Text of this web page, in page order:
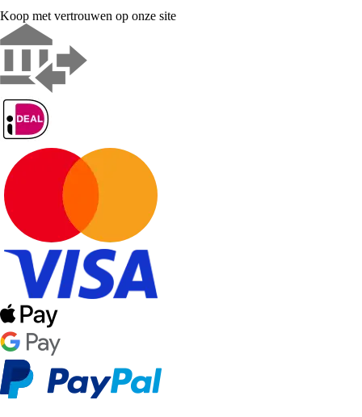
Koop met vertrouwen op onze site